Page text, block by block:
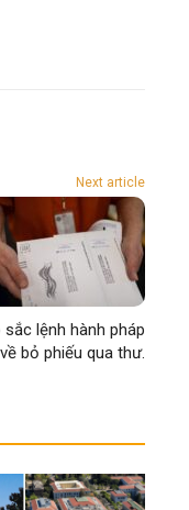
Next article
lệnh hành pháp
bỏ phiếu qua thư.